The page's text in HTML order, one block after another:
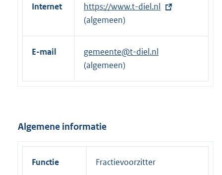
Internet
E
x
t
r
e
n
k
https://www.t-diel.nl
(algemeen)
E-mail
gemeente@t-diel.nl
(algemeen)
Algemene informatie
Functie Fractievoorzitter